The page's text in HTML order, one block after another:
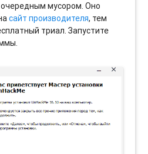
мусором. Оно
сайт производителя, тем
триал. Запустите